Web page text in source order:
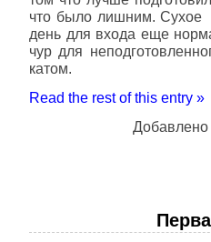
что было лишним. Сухое
день для входа еще
чур для
катом.
Read the rest of this entry »